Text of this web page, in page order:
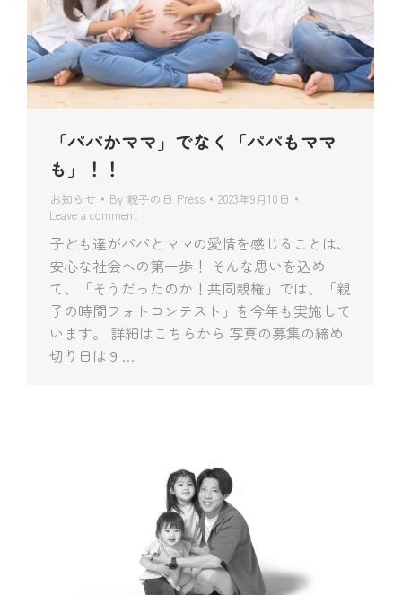
「パパかママ」でなく「パパもママ
も」！！
お知らせ By 親子の日 Press
2023年9月10日
Leave a comment
子ども達がパパとママの愛情を感じることは、
安心な社会への第一歩！ そんな思いを込め
て、「そうだったのか！共同親権」では、「親
子の時間フォトコンテスト」を今年も実施して
います。 詳細はこちらから 写真の募集の締め
切り日は９…